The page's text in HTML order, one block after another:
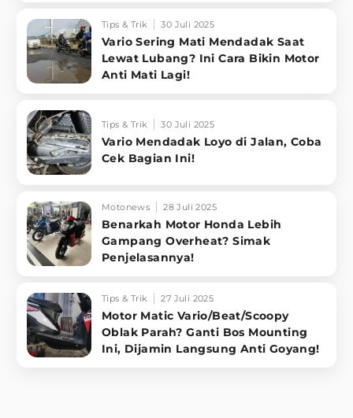
Tips & Trik 30 Juli 2025
Vario Sering Mati Mendadak Saat
Lewat Lubang? Ini Cara Bikin Motor
Anti Mati Lagi!
Tips & Trik 30 Juli 2025
Vario Mendadak Loyo di Jalan, Coba
Cek Bagian Ini!
Motonews 28 Juli 2025
Benarkah Motor Honda Lebih
Gampang Overheat? Simak
Penjelasannya!
Tips & Trik 27 Juli 2025
Motor Matic Vario/Beat/Scoopy
Oblak Parah? Ganti Bos Mounting
Ini, Dijamin Langsung Anti Goyang!